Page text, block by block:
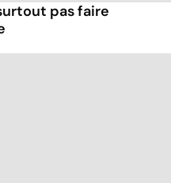
pas faire